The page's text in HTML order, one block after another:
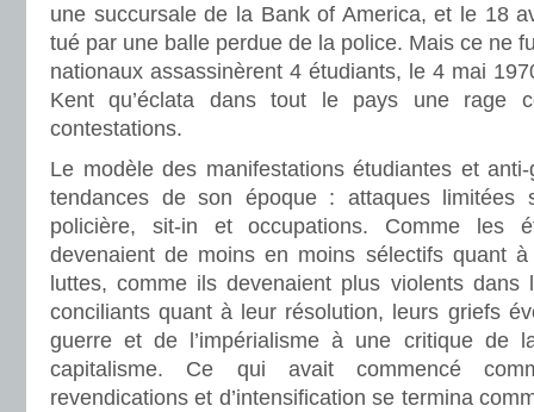
une succursale de la Bank of America, et le 18
tué par une balle perdue de la police. Mais ce ne
nationaux assassinèrent 4 étudiants, le 4 mai
Kent qu’éclata dans tout le pays une rage
contestations.
Le modèle des manifestations étudiantes et
tendances de son époque : attaques limitées
policière, sit-in et occupations. Comme les
devenaient de moins en moins sélectifs quant à
luttes, comme ils devenaient plus violents dans
conciliants quant à leur résolution, leurs griefs
guerre et de l’impérialisme à une critique de
capitalisme. Ce qui avait commencé
revendications et d’intensification se termina